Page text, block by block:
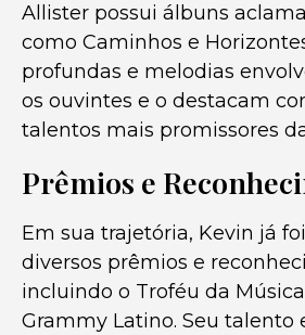
Allister possui álbuns
como Caminhos e
profundas e melodias
os ouvintes e o destacam
talentos mais promissores
Prêmios e
Em sua trajetória, Kevin já
diversos prêmios e
incluindo o Troféu da
Grammy Latino. Seu talento